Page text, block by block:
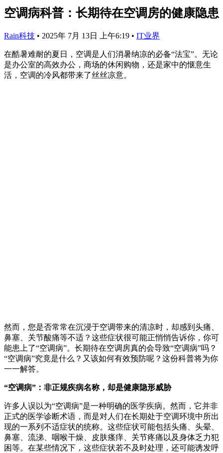
空调病科普：长期待在空调房的健康隐患
Rain科技 • 2025年 7月 13日 上午6:19 • IT业界
在酷暑难耐的夏日，空调是人们消暑纳凉的必备“法宝”。无论
是办公室的高效办公，商场的休闲购物，还是家中的惬意生
活，空调的冷风都带来了丝丝凉意。
然而，您是否常常在沉浸于空调带来的清凉时，却感到头痛、
鼻塞、关节酸痛等不适？这些症状很可能正悄悄告诉你，你可
能患上了“空调病”。长期待在空调房真的会导致“空调病”吗？
“空调病”究竟是什么？又该如何有效预防呢？这份科普将为你
一一解答。
“空调病”：非正规疾病名称，却是健康隐形威胁
许多人误以为“空调病”是一种明确的医学疾病。然而，它并非
正式的医学诊断术语，而是对人们在长期处于空调环境中所出
现的一系列不适症状的统称。这些症状可能包括头痛、头晕、
鼻塞、流涕、咽喉干燥、皮肤瘙痒、关节疼痛以及身体乏力犯
困等。在某些情况下，这些症状若不及时处理，还可能诱发呼